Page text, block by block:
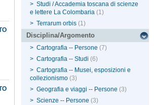
> Studi / Accademia toscana di scienze
e lettere La Colombaria (1)
> Terrarum orbis (1)
Disciplina/Argomento
> Cartografia -- Persone (7)
> Cartografia -- Studi (6)
> Cartografia -- Musei, esposizioni e
collezionismo (3)
> Geografia e viaggi -- Persone (3)
> Scienze -- Persone (3)